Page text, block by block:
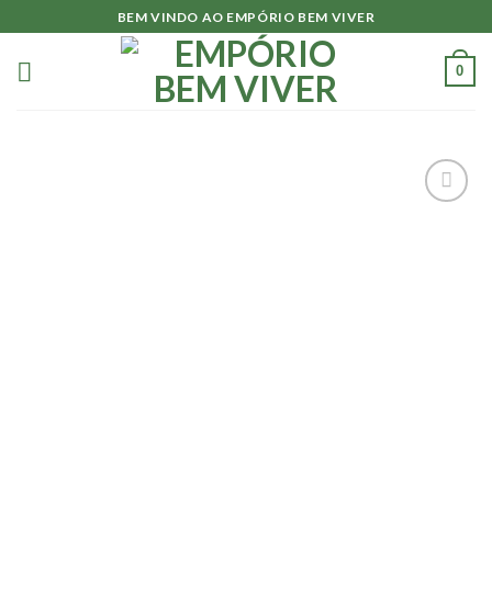
to
content
BEM VINDO AO EMPÓRIO BEM VIVER
0